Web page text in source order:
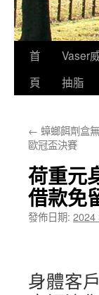
跳
要
首
頁
Vaser
抽脂
← 蟑螂餌劑盒
歐冠盃決賽
荷重元
借款免
發佈日期: 2024
身體客